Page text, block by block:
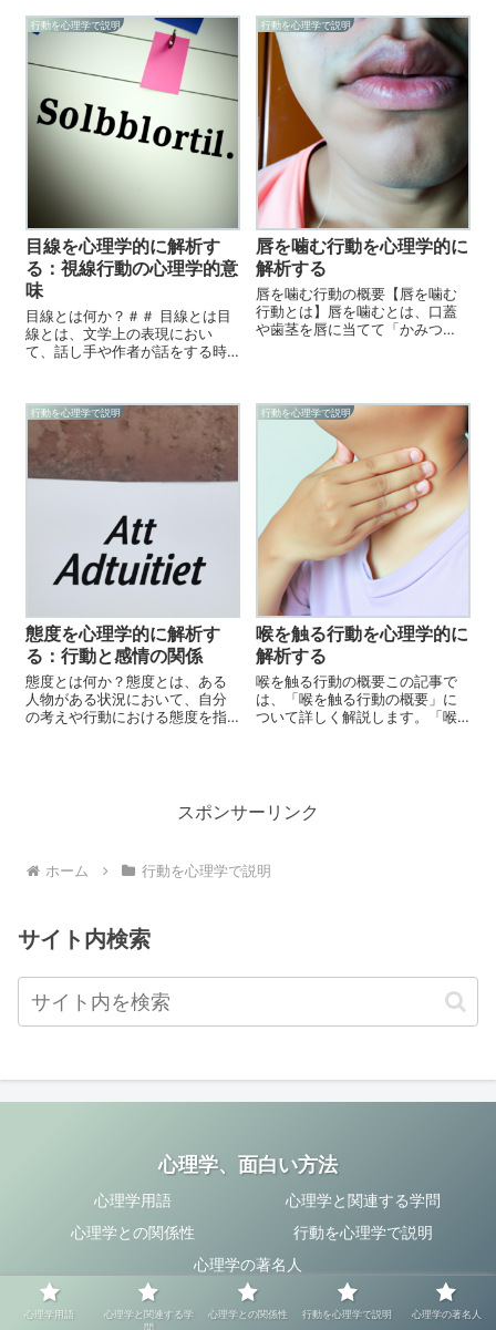
は、人間の特徴的な行動のひと
つとして広く知られています。
実際、実験において、人間が新
しい情報を得ようと...
やデータを、行と列の交差点
（セル）に入力し、データをま
とめて表示するものです。一般
的な表の作り方は以下の...
行動を心理学で説明
目線を心理学的に解析す
る：視線行動の心理学的意
味
目線とは何か？＃＃ 目線とは目
線とは、文学上の表現におい
て、話し手や作者が話をする時
作品を読む時に、話し手の視点
がどのようなものであるかが、
理解と判断の根拠となります。
＃＃ 目線の種類...
行動を心理学で説明
唇を噛む行動を心理学的に
解析する
唇を噛む行動の概要【唇を噛む
行動とは】唇を噛むとは、口蓋
や歯茎を唇に当てて「かみつ
動と考えられています。【唇を
噛む行動の特徴】唇を噛む行動
の特徴として、次の...
行動を心理学で説明
態度を心理学的に解析す
る：行動と感情の関係
態度とは何か？態度とは、ある
人物がある状況において、自分
の考えや行動における態度を指
る基準となる態度を指し、短期
行動を心理学で説明
喉を触る行動を心理学的に
解析する
喉を触る行動の概要この記事で
は、「喉を触る行動の概要」に
ついて詳しく解説します。「喉
す。喉を触る行動は、喉のスト
レスを緩和する効果...
スポンサーリンク
ホーム 行動を心理学で説明
サイト内検索
心理学、面白い方法
心理学用語
心理学と関連する学問
心理学との関係性
行動を心理学で説明
心理学の著名人
© 2023 心理学、面白い方法.
心理学用語
心理学と関連する学
問
心理学との関係性 行動を心理学で説明 心理学の著名人